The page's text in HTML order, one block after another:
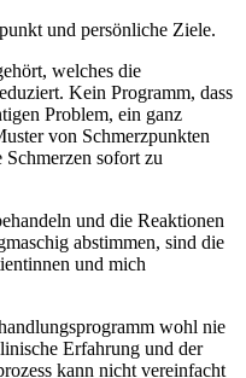
und persönliche Ziele.
welches die
Kein Programm, dass
Problem, ein ganz
von Schmerzpunkten
sofort zu
und die Reaktionen
abstimmen, sind die
und mich
wohl nie
Erfahrung und der
kann nicht vereinfacht